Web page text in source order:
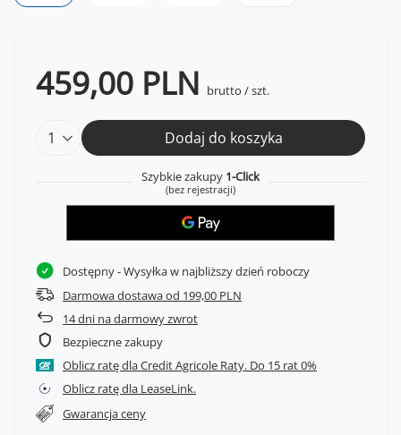
459,00 PLN brutto /szt.
Dodaj do koszyka
Szybkie zakupy 1-Click
(bez rejestracji)
Dostępny- Wysyłka w najbliższy dzień roboczy
Darmowa dostawa od 199,00 PLN
14dni na darmowy zwrot
Bezpieczne zakupy
Oblicz ratę dla Credit Agricole Raty.
Oblicz ratę dla LeaseLink.
Gwarancja ceny